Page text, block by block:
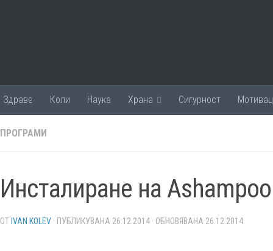
Здраве Коли Наука Храна Сигурност
ПРОГРАМИ
Инсталиране на
ОТ IVAN KOLEV · ПУБЛИКУВАНА 26.12.2014 · ОБНОВЯВАНА 26.12.2014